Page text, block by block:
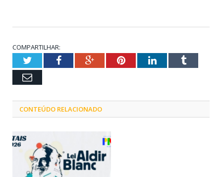
COMPARTILHAR:
TwitterFacebookGoogle+PinterestLinkedInTumblr
Email
CONTEÚDO RELACIONADO